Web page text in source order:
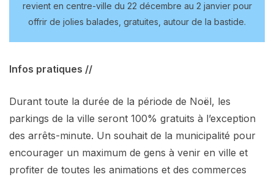
revient en centre-ville du 22 décembre au 2 janvier pour
offrir de jolies balades, gratuites, autour de la bastide.
Infos pratiques //
Durant toute la durée de la période de Noël, les
parkings de la ville seront 100% gratuits à l’exception
des arrêts-minute. Un souhait de la municipalité pour
encourager un maximum de gens à venir en ville et
profiter de toutes les animations et des commerces